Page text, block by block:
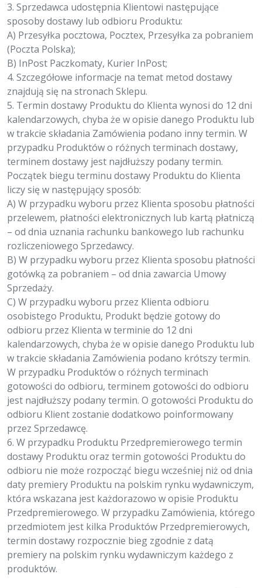
3. Sprzedawca udostępnia Klientowi następujące
sposoby dostawy lub odbioru Produktu:
A) Przesyłka pocztowa, Pocztex, Przesyłka za pobraniem
(Poczta Polska);
B) InPost Paczkomaty, Kurier InPost;
4. Szczegółowe informacje na temat metod dostawy
znajdują się na stronach Sklepu.
5. Termin dostawy Produktu do Klienta wynosi do 12 dni
kalendarzowych, chyba że w opisie danego Produktu lub
w trakcie składania Zamówienia podano inny termin. W
przypadku Produktów o różnych terminach dostawy,
terminem dostawy jest najdłuższy podany termin.
Początek biegu terminu dostawy Produktu do Klienta
liczy się w następujący sposób:
A) W przypadku wyboru przez Klienta sposobu płatności
przelewem, płatności elektronicznych lub kartą płatniczą
– od dnia uznania rachunku bankowego lub rachunku
rozliczeniowego Sprzedawcy.
B) W przypadku wyboru przez Klienta sposobu płatności
gotówką za pobraniem – od dnia zawarcia Umowy
Sprzedaży.
C) W przypadku wyboru przez Klienta odbioru
osobistego Produktu, Produkt będzie gotowy do
odbioru przez Klienta w terminie do 12 dni
kalendarzowych, chyba że w opisie danego Produktu lub
w trakcie składania Zamówienia podano krótszy termin.
W przypadku Produktów o różnych terminach
gotowości do odbioru, terminem gotowości do odbioru
jest najdłuższy podany termin. O gotowości Produktu do
odbioru Klient zostanie dodatkowo poinformowany
przez Sprzedawcę.
6. W przypadku Produktu Przedpremierowego termin
dostawy Produktu oraz termin gotowości Produktu do
odbioru nie może rozpocząć biegu wcześniej niż od dnia
daty premiery Produktu na polskim rynku wydawniczym,
która wskazana jest każdorazowo w opisie Produktu
Przedpremierowego. W przypadku Zamówienia, którego
przedmiotem jest kilka Produktów Przedpremierowych,
termin dostawy rozpocznie bieg zgodnie z datą
premiery na polskim rynku wydawniczym każdego z
produktów.